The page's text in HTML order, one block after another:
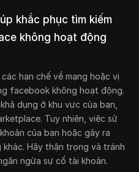
khắc phục tìm kiếm
không hoạt động
hạn chế về mạng hoặc vị
facebook không hoạt động.
dụng ở khu vực của bạn,
Tuy nhiên, việc sử
của bạn hoặc gây ra
Hãy thận trọng và tránh
ngừa sự cố tài khoản.